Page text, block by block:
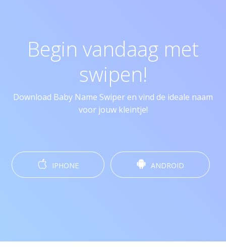
Begin vandaag met
swipen!
Download Baby Name Swiper en vind de ideale naam
voor jouw kleintje!
IPHONE ANDROID